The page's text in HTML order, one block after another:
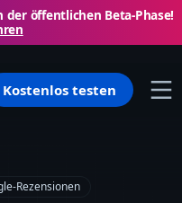
der öffentlichen Beta-Phase!
Kostenlos testen
Rezensionen